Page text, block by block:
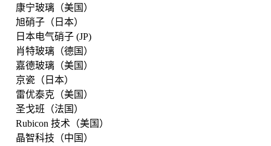
康宁玻璃（美国）
旭硝子（日本）
日本电气硝子 (JP)
肖特玻璃（德国）
嘉德玻璃（美国）
京瓷（日本）
雷优泰克（美国）
圣戈班（法国）
Rubicon 技术（美国）
晶智科技（中国）